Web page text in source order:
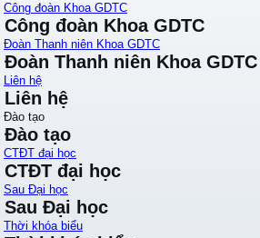
Công đoàn Khoa GDTC
Công đoàn Khoa GDTC
Đoàn Thanh niên Khoa GDTC
Đoàn Thanh niên Khoa GDTC
Liên hệ
Liên hệ
Đào tạo
Đào tạo
CTĐT đại học
CTĐT đại học
Sau Đại học
Sau Đại học
Thời khóa biểu